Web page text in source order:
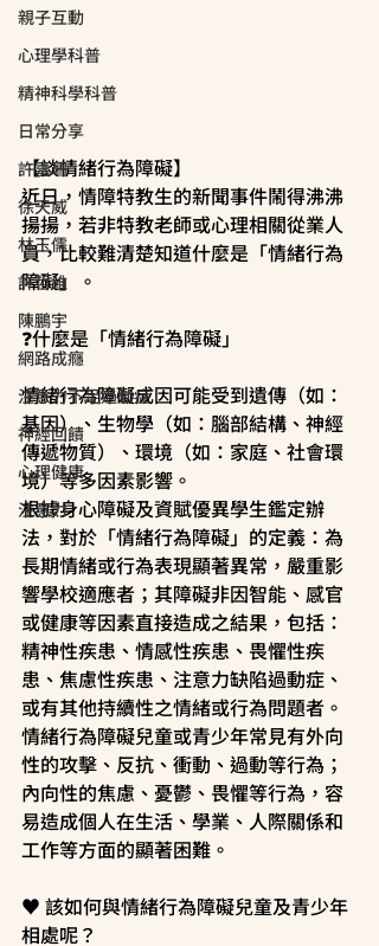
親子互動
心理學科普
精神科學科普
日常分享
許嘉珊
徐天威
林玉儒
許哲維
陳鵬宇
網路成癮
注意力不足過動症
神經回饋
心理健康
注意力
【談情緒行為障礙】
近日，情障特教生的新聞事件鬧得沸沸
揚揚，若非特教老師或心理相關從業人
員，比較難清楚知道什麼是「情緒行為
障礙」。
❓什麼是「情緒行為障礙」
情緒行為障礙成因可能受到遺傳（如：
基因）、生物學（如：腦部結構、神經
傳遞物質）、環境（如：家庭、社會環
境）等多因素影響。
根據身心障礙及資賦優異學生鑑定辦
法，對於「情緒行為障礙」的定義：為
長期情緒或行為表現顯著異常，嚴重影
響學校適應者；其障礙非因智能、感官
或健康等因素直接造成之結果，包括：
精神性疾患、情感性疾患、畏懼性疾
患、焦慮性疾患、注意力缺陷過動症、
或有其他持續性之情緒或行為問題者。
情緒行為障礙兒童或青少年常見有外向
性的攻擊、反抗、衝動、過動等行為；
內向性的焦慮、憂鬱、畏懼等行為，容
易造成個人在生活、學業、人際關係和
工作等方面的顯著困難。
♥️ 該如何與情緒行為障礙兒童及青少年
相處呢？